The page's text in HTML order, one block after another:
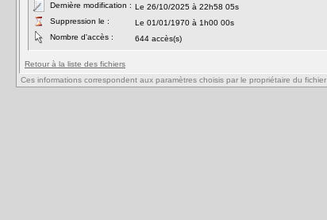
Dernière modification : Le 26/10/2025 à 22h58 05s
Suppression le :
Le 01/01/1970 à 1h00 00s
Nombre d'accès :
644 accès(s)
Retour à la liste des fichiers
Ces informations correspondent aux paramètres choisis par le propriétaire du fichier